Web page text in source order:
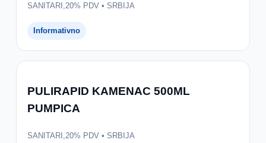
SANITARI,20% PDV • SRBIJA
Informativno
PULIRAPID KAMENAC 500ML
PUMPICA
SANITARI,20% PDV • SRBIJA